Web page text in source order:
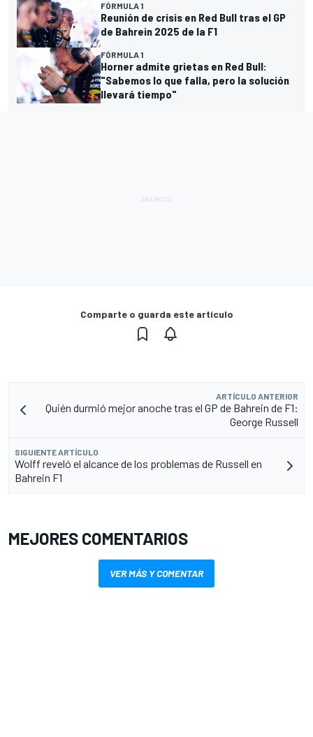
FÓRMULA 1
Reunión de crisis en Red Bull tras el GP
de Bahrein 2025 de la F1
FÓRMULA 1
Horner admite grietas en Red Bull:
"Sabemos lo que falla, pero la solución
llevará tiempo"
Comparte o guarda este artículo
ARTÍCULO ANTERIOR
Quién durmió mejor anoche tras el GP de Bahrein de F1:
George Russell
SIGUIENTE ARTÍCULO
Wolff reveló el alcance de los problemas de Russell en
Bahrein F1
MEJORES COMENTARIOS
VER MÁS Y COMENTAR